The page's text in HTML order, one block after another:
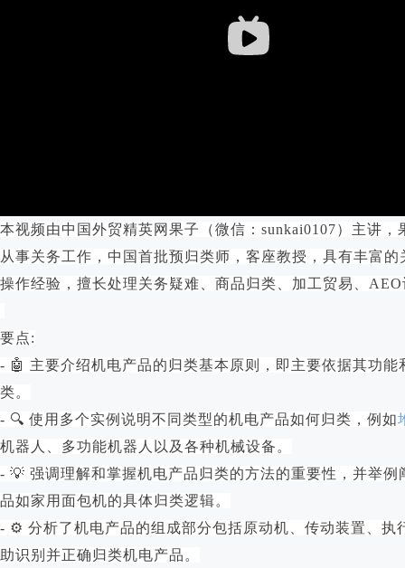
本视频由中国外贸精英网果子（微信：sunkai0107）主讲，
从事关务工作，中国首批预归类师，客座教授，具有丰富的
操作经验，擅长处理关务疑难、商品归类、加工贸易、
要点:
- 🤖 主要介绍机电产品的归类基本原则，即主要依据其功能
类。
- 🔍 使用多个实例说明不同类型的机电产品如何归类，例如
机器人、多功能机器人以及各种机械设备。
- 💡 强调理解和掌握机电产品归类的方法的重要性，并举例
品如家用面包机的具体归类逻辑。
- ⚙️ 分析了机电产品的组成部分包括原动机、传动装置、执
助识别并正确归类机电产品。